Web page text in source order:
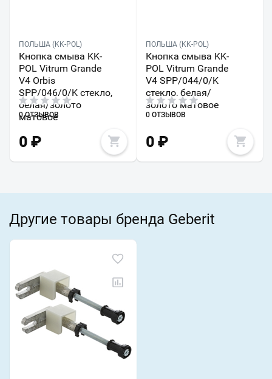
ПОЛЬША (KK-POL)
Кнопка смыва KK-
POL Vitrum Grande
V4 Orbis
SPP/046/0/K стекло,
белая/золото
матовое
0 ОТЗЫВОВ
0 ₽
ПОЛЬША (KK-POL)
Кнопка смыва KK-
POL Vitrum Grande
V4 SPP/044/0/K
стекло, белая/
золото матовое
0 ОТЗЫВОВ
0₽
Другие товары бренда Geberit